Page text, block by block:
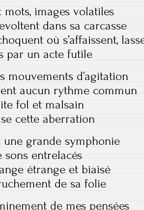
mots, images volatiles
dans sa carcasse
où s’affaissent,
par un acte futile
mouvements d’agitation
aucun rythme commun
fol et malsain
cette aberration
grande symphonie
sons entrelacés
étrange et biaisé
de sa folie
de mes pensées